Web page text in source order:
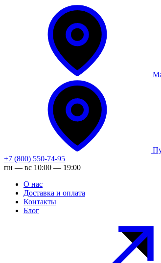
+7 (800) 550-74-95
пн — вс 10:00 — 19:00
О нас
Доставка и оплата
Контакты
Блог